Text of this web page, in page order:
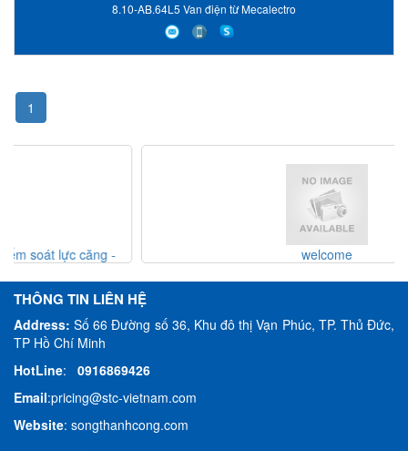
8.10-AB.64L5 Van điện từ Mecalectro
1
THÔNG TIN LIÊN HỆ
Address:Số 66 Đường số 36, Khu đô thị Vạn Phúc, TP. Thủ Đức,
TP Hồ Chí Minh
HotLine: 0916869426
Email:pricing@stc-vietnam.com
Website: songthanhcong.com